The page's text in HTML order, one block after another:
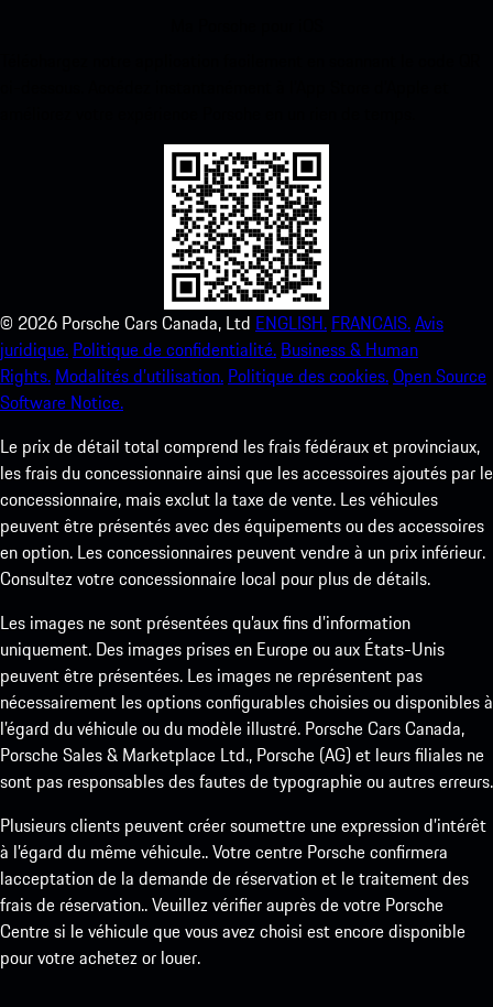
© 2026 Porsche Cars Canada, Ltd ENGLISH. FRANCAIS.Avis
juridique. Politique de confidentialité. Business & Human
Rights. Modalités d’utilisation. Politique des cookies.Open Source
Software Notice.
Le prix de détail total comprend les frais fédéraux et provinciaux,
les frais du concessionnaire ainsi que les accessoires ajoutés par le
concessionnaire, mais exclut la taxe de vente. Les véhicules
peuvent être présentés avec des équipements ou des accessoires
en option. Les concessionnaires peuvent vendre à un prix inférieur.
Consultez votre concessionnaire local pour plus de détails.
Les images ne sont présentées qu’aux fins d’information
uniquement. Des images prises en Europe ou aux États-Unis
peuvent être présentées. Les images ne représentent pas
nécessairement les options configurables choisies ou disponibles à
l’égard du véhicule ou du modèle illustré. Porsche Cars Canada,
Porsche Sales & Marketplace Ltd., Porsche (AG) et leurs filiales ne
sont pas responsables des fautes de typographie ou autres erreurs.
Plusieurs clients peuvent créer soumettre une expression d’intérêt
à l’égard du même véhicule.. Votre centre Porsche confirmera
lacceptation de la demande de réservation et le traitement des
frais de réservation.. Veuillez vérifier auprès de votre Porsche
Centre si le véhicule que vous avez choisi est encore disponible
pour votre achetez or louer.